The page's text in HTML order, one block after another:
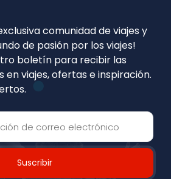
comunidad de viajes y
de pasión por los viajes!
boletín para recibir las
en viajes, ofertas e inspiración.
Suscribir